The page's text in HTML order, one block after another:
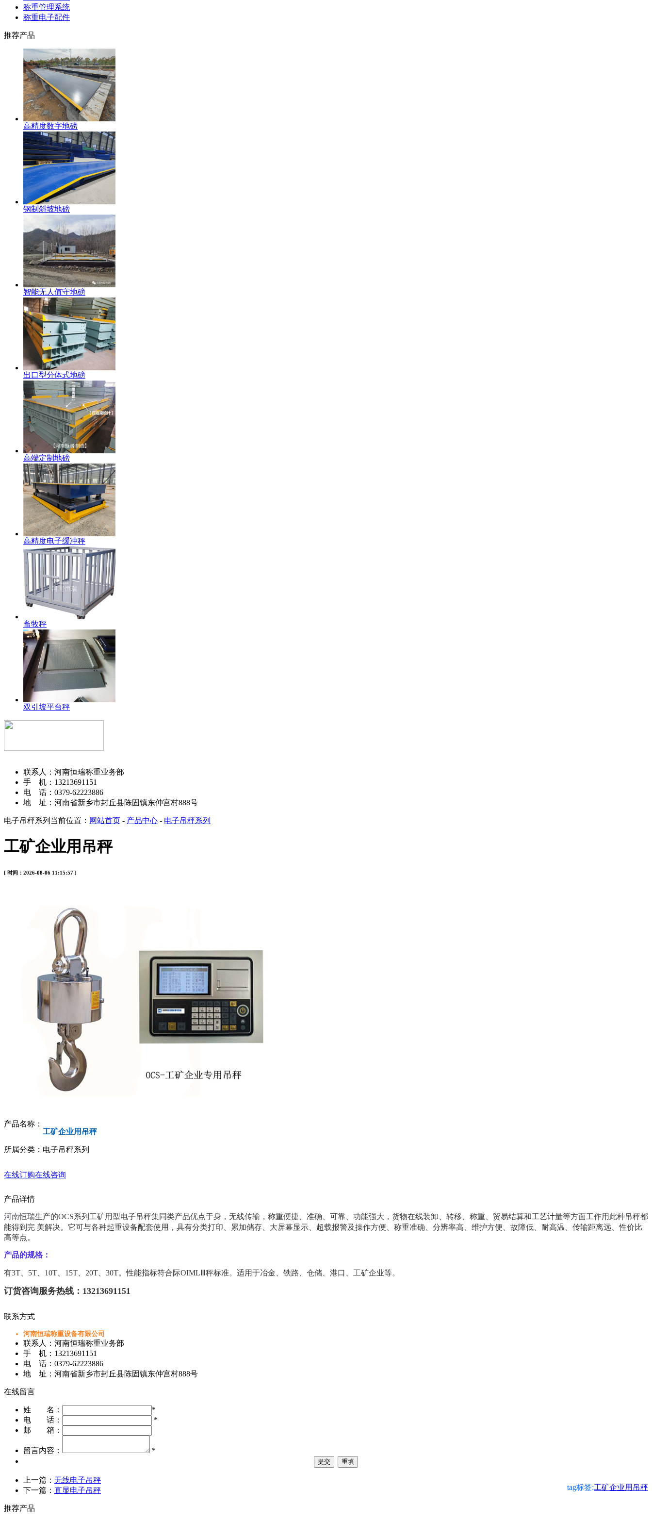
称重管理系统
称重电子配件
推荐产品
高精度数字地磅
钢制斜坡地磅
智能无人值守地磅
出口型分体式地磅
高端定制地磅
高精度电子缓冲秤
畜牧秤
双引坡平台秤
联系人：河南恒瑞称重业务部
手 机：13213691151
电 话：0379-62223886
地 址：河南省新乡市封丘县陈固镇东仲宫村888号
电子吊秤系列 当前位置： 网站首页 - 产品中心 - 电子吊秤系列
工矿企业用吊秤
[ 时间：2026-08-06 11:15:57 ]
产品名称：
工矿企业用吊秤
所属分类：电子吊秤系列
在线订购在线咨询
产品详情
河南恒瑞生产的OCS系列工矿用型电子吊秤集同类产品优点于身，无线传输，称重便捷、准确、可靠、功能强大，货物在线装卸、转移、称重、贸易结算和工艺计量等方面工作用此种吊秤都
能得到完 美解决。它可与各种起重设备配套使用，具有分类打印、累加储存、大屏幕显示、超载报警及操作方便、称重准确、分辨率高、维护方便、故障低、耐高温、传输距离远、性价比
高等点。
产品的规格：
有3T、5T、10T、15T、20T、30T。性能指标符合际OIMLⅢ秤标准。适用于冶金、铁路、仓储、港口、工矿企业等。
订货咨询服务热线：13213691151
联系方式
河南恒瑞称重设备有限公司
联系人：河南恒瑞称重业务部
手 机：13213691151
电 话：0379-62223886
地 址：河南省新乡市封丘县陈固镇东仲宫村888号
在线留言
姓 名：
*
电 话：
*
邮 箱：
留言内容： *
tag标签:工矿企业用吊秤
上一篇： 无线电子吊秤
下一篇： 直显电子吊秤
推荐产品